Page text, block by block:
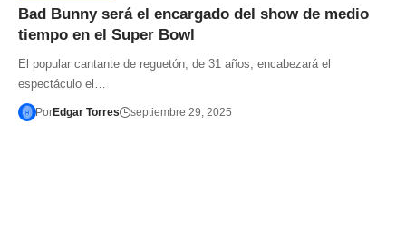
Bad Bunny será el encargado del show de medio
tiempo en el Super Bowl
El popular cantante de reguetón, de 31 años, encabezará el
espectáculo el…
PorEdgar Torres septiembre 29, 2025